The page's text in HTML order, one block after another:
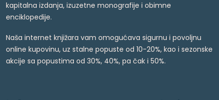
kapitalna izdanja, izuzetne monografije i obimne
enciklopedije.
Naša internet knjižara vam omogućava sigurnu i povoljnu
online kupovinu, uz stalne popuste od 10-20%, kao i sezonske
akcije sa popustima od 30%, 40%, pa čak i 50%.